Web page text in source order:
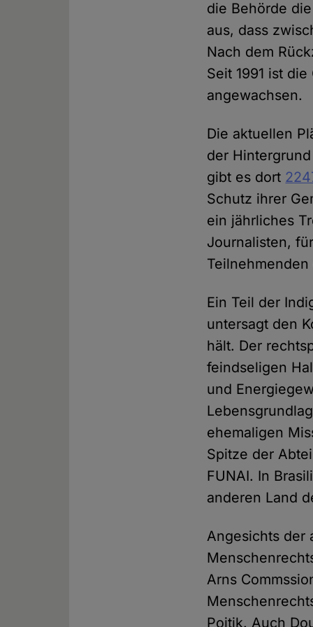
die Behörde
aus, dass
Nach dem
Seit 1991 ist
angewachsen.
Die aktuellen
der
gibt es dort
Schutz ihrer
ein jährliches
Journalisten,
Ein Teil der
untersagt den
hält. Der
feindseligen
und
ehemaligen
Spitze der
FUNAI. In
anderen Land
Angesichts der
Arns
Poitik. Auch